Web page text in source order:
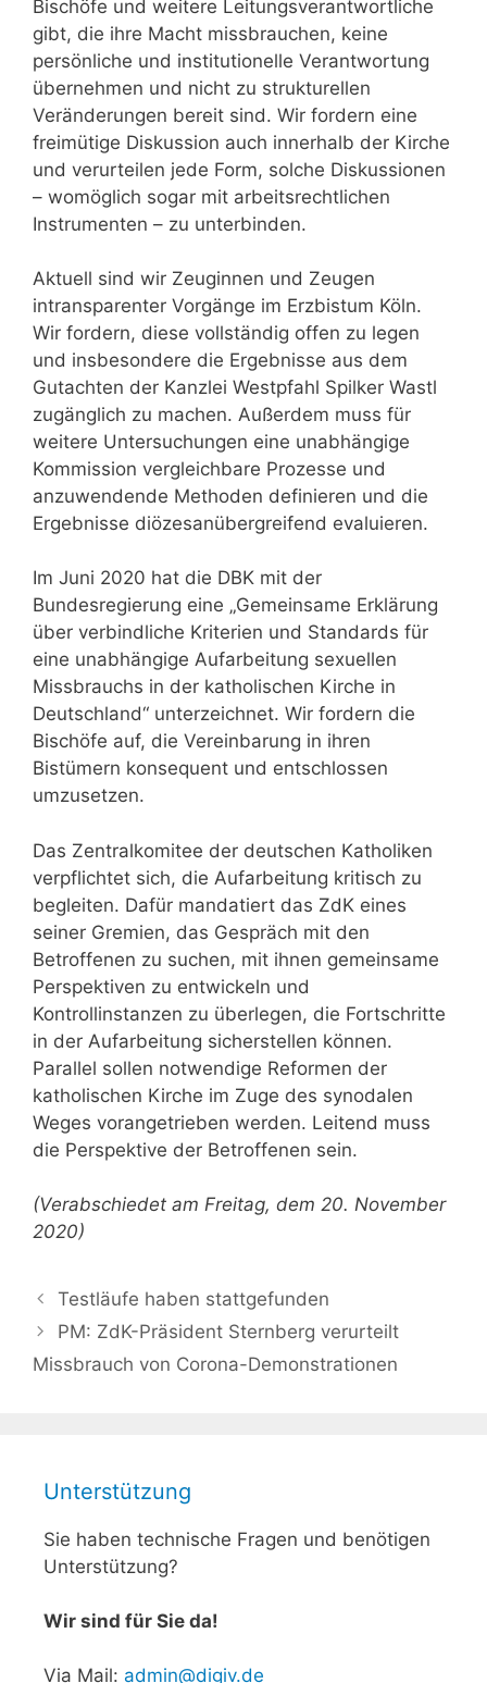
Bischöfe und weitere Leitungsverantwortliche
gibt, die ihre Macht missbrauchen, keine
persönliche und institutionelle Verantwortung
übernehmen und nicht zu strukturellen
Veränderungen bereit sind. Wir fordern eine
freimütige Diskussion auch innerhalb der Kirche
und verurteilen jede Form, solche Diskussionen
– womöglich sogar mit arbeitsrechtlichen
Instrumenten – zu unterbinden.
Aktuell sind wir Zeuginnen und Zeugen
intransparenter Vorgänge im Erzbistum Köln.
Wir fordern, diese vollständig offen zu legen
und insbesondere die Ergebnisse aus dem
Gutachten der Kanzlei Westpfahl Spilker Wastl
zugänglich zu machen. Außerdem muss für
weitere Untersuchungen eine unabhängige
Kommission vergleichbare Prozesse und
anzuwendende Methoden definieren und die
Ergebnisse diözesanübergreifend evaluieren.
Im Juni 2020 hat die DBK mit der
Bundesregierung eine „Gemeinsame Erklärung
über verbindliche Kriterien und Standards für
eine unabhängige Aufarbeitung sexuellen
Missbrauchs in der katholischen Kirche in
Deutschland“ unterzeichnet. Wir fordern die
Bischöfe auf, die Vereinbarung in ihren
Bistümern konsequent und entschlossen
umzusetzen.
Das Zentralkomitee der deutschen Katholiken
verpflichtet sich, die Aufarbeitung kritisch zu
begleiten. Dafür mandatiert das ZdK eines
seiner Gremien, das Gespräch mit den
Betroffenen zu suchen, mit ihnen gemeinsame
Perspektiven zu entwickeln und
Kontrollinstanzen zu überlegen, die Fortschritte
in der Aufarbeitung sicherstellen können.
Parallel sollen notwendige Reformen der
katholischen Kirche im Zuge des synodalen
Weges vorangetrieben werden. Leitend muss
die Perspektive der Betroffenen sein.
(Verabschiedet am Freitag, dem 20. November
2020)
Testläufe haben stattgefunden
PM: ZdK-Präsident Sternberg verurteilt
Missbrauch von Corona-Demonstrationen
Unterstützung
Sie haben technische Fragen und benötigen
Unterstützung?
Wir sind für Sie da!
Via Mail: admin@digiv.de